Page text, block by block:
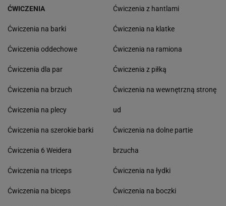
ĆWICZENIA
Ćwiczenia na barki
Ćwiczenia oddechowe
Ćwiczenia dla par
Ćwiczenia na brzuch
Ćwiczenia na plecy
Ćwiczenia na szerokie barki
Ćwiczenia 6 Weidera
Ćwiczenia na triceps
Ćwiczenia na biceps
Ćwiczenia z hantlami
Ćwiczenia na klatke
Ćwiczenia na ramiona
Ćwiczenia z piłką
Ćwiczenia na wewnętrzną stronę
ud
Ćwiczenia na dolne partie
brzucha
Ćwiczenia na łydki
Ćwiczenia na boczki